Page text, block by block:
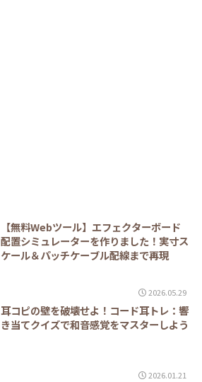
【無料Webツール】エフェクターボード
配置シミュレーターを作りました！実寸ス
ケール＆パッチケーブル配線まで再現
2026.05.29
耳コピの壁を破壊せよ！コード耳トレ：響
き当てクイズで和音感覚をマスターしよう
2026.01.21